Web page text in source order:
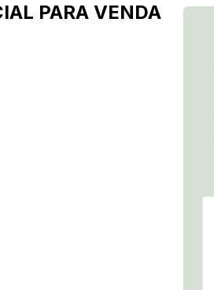
PARA VENDA